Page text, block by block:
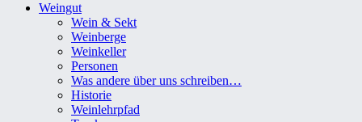
Weingut
Wein & Sekt
Weinberge
Weinkeller
Personen
Was andere über uns schreiben…
Historie
Weinlehrpfad